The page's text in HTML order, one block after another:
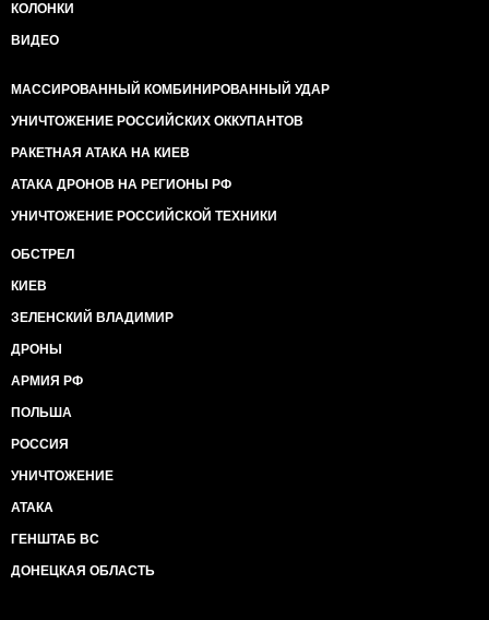
КОЛОНКИ
ВИДЕО
МАССИРОВАННЫЙ КОМБИНИРОВАННЫЙ УДАР
УНИЧТОЖЕНИЕ РОССИЙСКИХ ОККУПАНТОВ
РАКЕТНАЯ АТАКА НА КИЕВ
АТАКА ДРОНОВ НА РЕГИОНЫ РФ
УНИЧТОЖЕНИЕ РОССИЙСКОЙ ТЕХНИКИ
ОБСТРЕЛ
КИЕВ
ЗЕЛЕНСКИЙ ВЛАДИМИР
ДРОНЫ
АРМИЯ РФ
ПОЛЬША
РОССИЯ
УНИЧТОЖЕНИЕ
АТАКА
ГЕНШТАБ ВС
ДОНЕЦКАЯ ОБЛАСТЬ